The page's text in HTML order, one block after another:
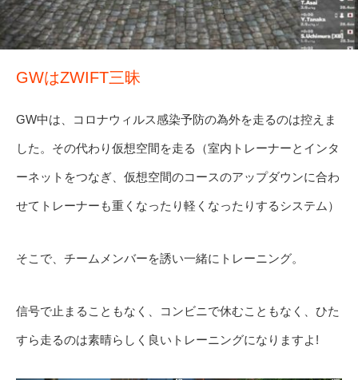
GWはZWIFT三昧
GW中は、コロナウィルス感染予防の為外を走るのは控えま
した。その代わり仮想空間を走る（室内トレーナーとインタ
ーネットをつなぎ、仮想空間のコースのアップダウンに合わ
せてトレーナーも重くなったり軽くなったりするシステム）
そこで、チームメンバーを誘い一緒にトレーニング。
信号で止まることもなく、コンビニで休むこともなく、ひた
すら走るのは素晴らしく良いトレーニングになりますよ!